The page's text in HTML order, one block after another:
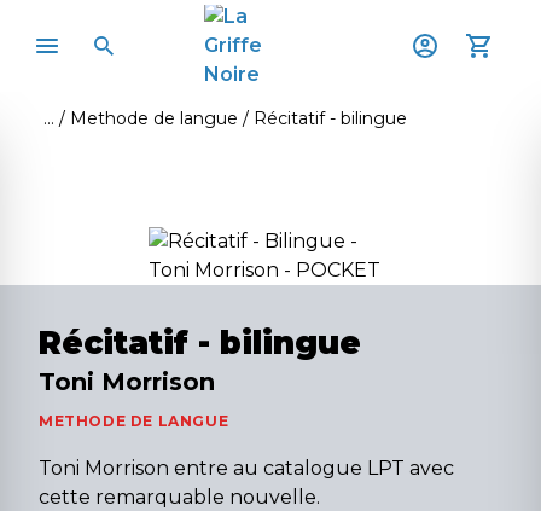
Methode de langue Récitatif - bilingue
Récitatif - bilingue
Toni Morrison
METHODE DE LANGUE
Toni Morrison entre au catalogue LPT avec
cette remarquable nouvelle.